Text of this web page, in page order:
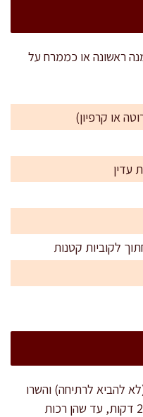
הגשה כמנה ראשונה או כממרח על
להביא לרתיחה) והשרו
בהם את קוביות הלחם למשך 2-3 דקות, עד שהן רכות